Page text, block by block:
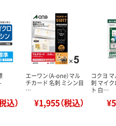
込）
エーワン（A-one）マル
チカード 名刺 ミシン目
…
¥1,955（税込）
コクヨ
刺 マイ
ト 白…